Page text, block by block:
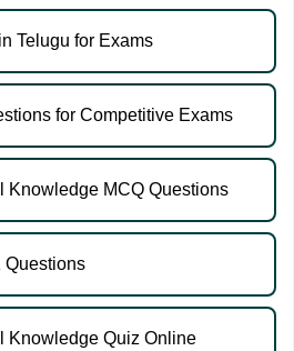
Telugu for Exams
for Competitive Exams
Knowledge MCQ Questions
Questions
Knowledge Quiz Online